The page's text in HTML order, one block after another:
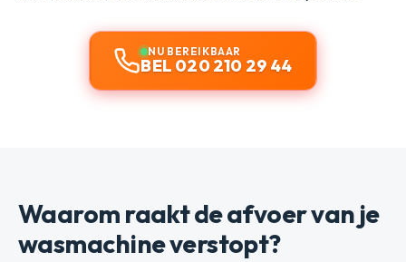
NU BEREIKBAAR
BEL 020 210 29 44
Waarom raakt de afvoer van je
wasmachine verstopt?